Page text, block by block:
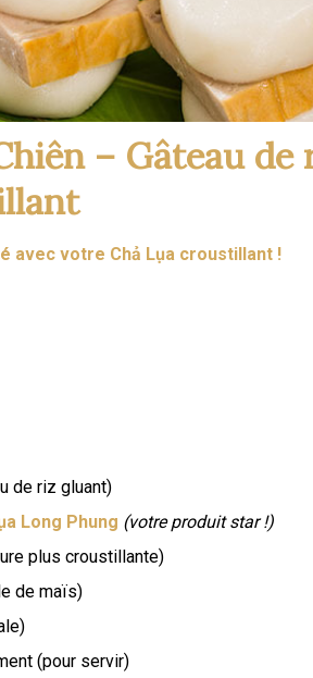
– Gâteau
avec votre Chả Lụa croustillant !
de riz gluant)
Long Phung (votre produit star !)
plus croustillante)
de maïs)
(pour servir)